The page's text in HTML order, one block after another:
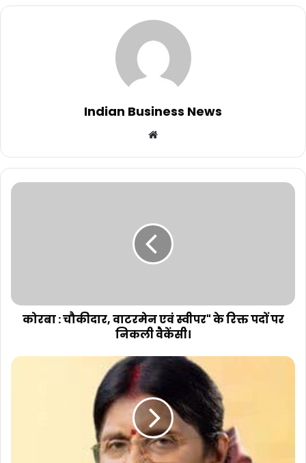
Indian Business News
Website
कोरबा : चौकीदार, वाटरमेन एवं स्वीपर" के रिक्त पदों पर
निकली वैकेंसी।